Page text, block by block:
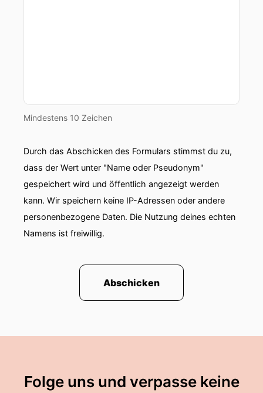
Mindestens 10 Zeichen
Durch das Abschicken des Formulars stimmst du zu,
dass der Wert unter "Name oder Pseudonym"
gespeichert wird und öffentlich angezeigt werden
kann. Wir speichern keine IP-Adressen oder andere
personenbezogene Daten. Die Nutzung deines echten
Namens ist freiwillig.
Abschicken
Folge uns und verpasse keine